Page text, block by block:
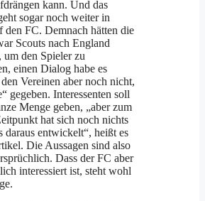
kann. Und das
sogar noch weiter in
den FC. Demnach hätten die
Scouts nach England
um den Spieler zu
einen Dialog habe es
Vereinen aber noch nicht,
gegeben. Interessenten soll
Menge geben, „aber zum
hat sich noch nichts
daraus entwickelt“, heißt es
Die Aussagen sind also
Dass der FC aber
interessiert ist, steht wohl